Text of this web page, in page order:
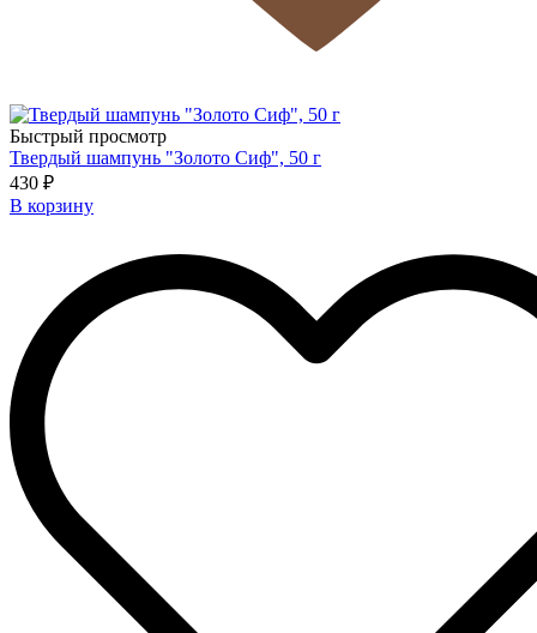
Быстрый просмотр
Твердый шампунь "Золото Сиф", 50 г
430 ₽
В корзину